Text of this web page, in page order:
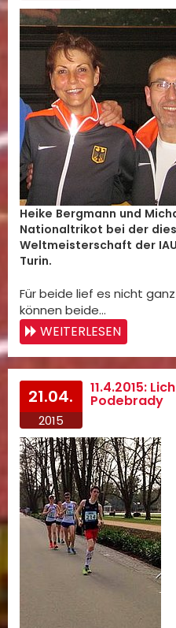
Heike Bergmann und
Nationaltrikot bei der
Weltmeisterschaft der
Turin.
Für beide lief es nicht
können beide…
WEITERLESEN
21.04.
2015
11.4.2015:
Podebrady